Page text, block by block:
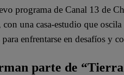
programa de Canal 13 de
una casa-estudio que
enfrentarse en desafíos y
parte de